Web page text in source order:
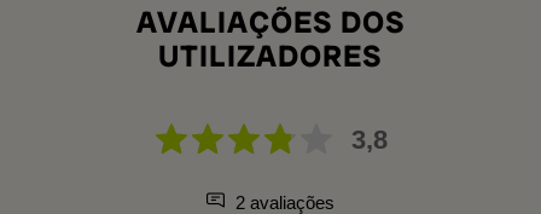
AVALIAÇÕES DOS
UTILIZADORES
3,8
2 avaliações